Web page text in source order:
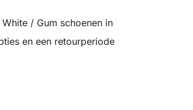
/ Gum schoenen in
en een retourperiode